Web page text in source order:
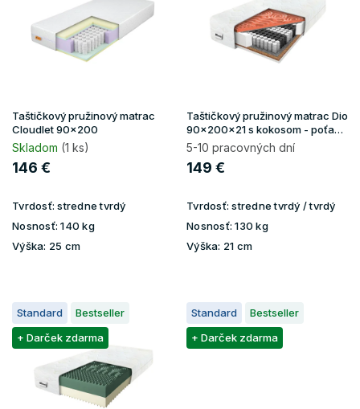
u
k
t
o
Taštičkový pružinový matrac
Cloudlet 90x200
Skladom (1 ks)
146 €
Tvrdosť: stredne tvrdý
Nosnosť: 140 kg
Výška: 25 cm
Taštičkový pružinový matrac Dio
90x200x21 s kokosom - poťah
Gold
5-10 pracovných dní
149 €
Tvrdosť: stredne tvrdý / tvrdý
Nosnosť: 130 kg
Výška: 21 cm
Standard
Bestseller
+ Darček zdarma
Standard
Bestseller
+ Darček zdarma